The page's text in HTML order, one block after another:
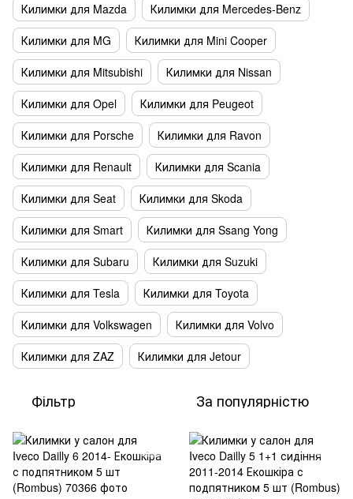
Килимки для Mazda
Килимки для Mercedes-Benz
Килимки для MG
Килимки для Mini Cooper
Килимки для Mitsubishi
Килимки для Nissan
Килимки для Opel
Килимки для Peugeot
Килимки для Porsche
Килимки для Ravon
Килимки для Renault
Килимки для Scania
Килимки для Seat
Килимки для Skoda
Килимки для Smart
Килимки для Ssang Yong
Килимки для Subaru
Килимки для Suzuki
Килимки для Tesla
Килимки для Toyota
Килимки для Volkswagen
Килимки для Volvo
Килимки для ZAZ
Килимки для Jetour
Фільтр За популярністю